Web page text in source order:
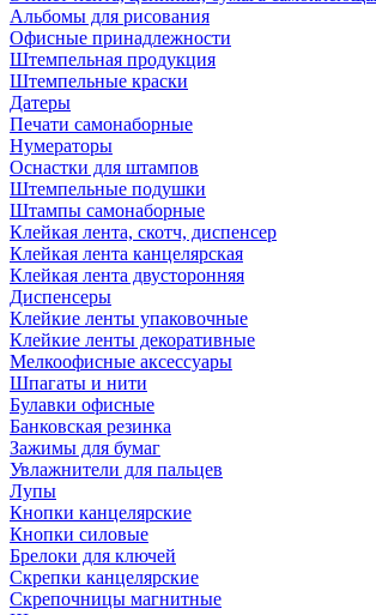
Альбомы для рисования
Офисные принадлежности
Штемпельная продукция
Штемпельные краски
Датеры
Печати самонаборные
Нумераторы
Оснастки для штампов
Штемпельные подушки
Штампы самонаборные
Клейкая лента, скотч, диспенсер
Клейкая лента канцелярская
Клейкая лента двусторонняя
Диспенсеры
Клейкие ленты упаковочные
Клейкие ленты декоративные
Мелкоофисные аксессуары
Шпагаты и нити
Булавки офисные
Банковская резинка
Зажимы для бумаг
Увлажнители для пальцев
Лупы
Кнопки канцелярские
Кнопки силовые
Брелоки для ключей
Скрепки канцелярские
Скрепочницы магнитные